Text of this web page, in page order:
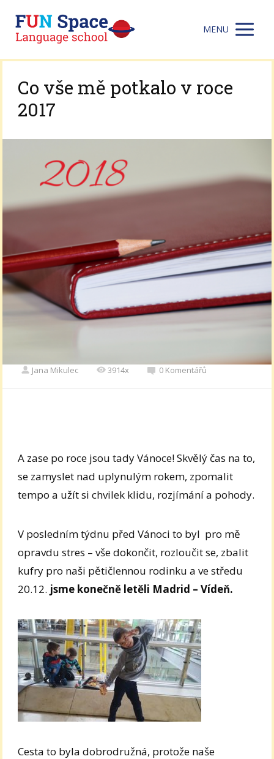
MENU
Co vše mě potkalo v roce
2017
Jana Mikulec 3914x 0 Komentářů
A zase po roce jsou tady Vánoce! Skvělý čas na to,
se zamyslet nad uplynulým rokem, zpomalit
tempo a užít si chvilek klidu, rozjímání a pohody.
V posledním týdnu před Vánoci to byl pro mě
opravdu stres – vše dokončit, rozloučit se, zbalit
kufry pro naši pětičlennou rodinku a ve středu
20.12. jsme konečně letěli Madrid – Vídeň.
Cesta to byla dobrodružná, protože naše